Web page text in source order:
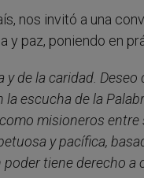
nos invitó a una
y paz, poniendo en
de la caridad.
escucha de la
misioneros
y pacífica,
tiene derecho a